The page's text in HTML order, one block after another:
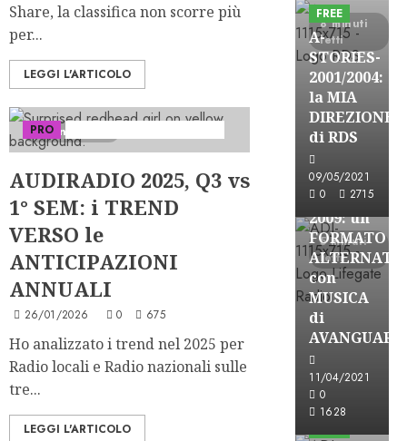
Share, la classifica non scorre più
per...
LEGGI L'ARTICOLO
4 minuti letti
PRO
AUDIRADIO 2025, Q3 vs
1° SEM: i TREND
VERSO le
ANTICIPAZIONI
ANNUALI
26/01/2026 0 675
Ho analizzato i trend nel 2025 per
Radio locali e Radio nazionali sulle
tre...
LEGGI L'ARTICOLO
8 minuti
letti
FREE
A-
STORIES-
2001/2004:
la MIA
DIREZIONE
di RDS
09/05/2021
0
2715
5 minuti
letti
A-Stories
Formazione
A-
STORIES-
2009: un
FORMATO
con
MUSICA
di
11/04/2021
0
1628
A-Stories
Formazione